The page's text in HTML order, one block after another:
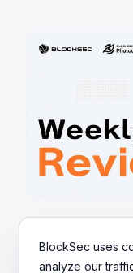
~88 Mio. $
BlockSec uses
analyze our